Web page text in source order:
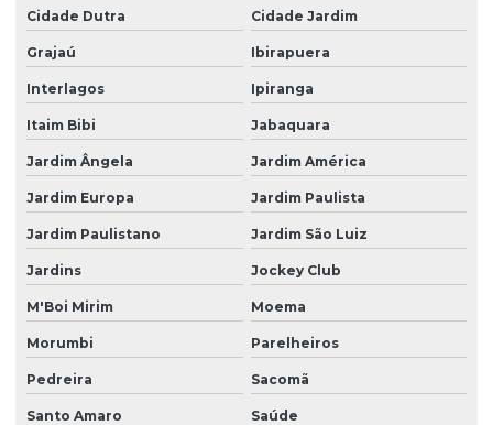
Cidade Dutra Cidade Jardim
Grajaú Ibirapuera
Interlagos Ipiranga
Itaim Bibi Jabaquara
Jardim Ângela Jardim América
Jardim Europa Jardim Paulista
Jardim Paulistano Jardim São Luiz
Jardins Jockey Club
M'Boi Mirim Moema
Morumbi Parelheiros
Pedreira Sacomã
Santo Amaro Saúde